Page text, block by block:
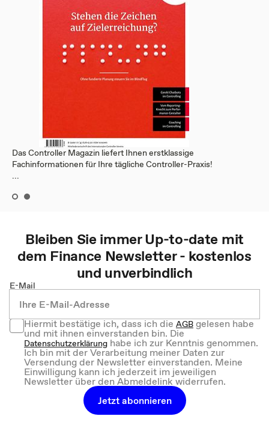
Das Controller Magazin liefert Ihnen erstklassige
Fachinformationen für Ihre tägliche Controller-Praxis!
...
Bleiben Sie immer Up-to-date mit
dem Finance Newsletter - kostenlos
und unverbindlich
E-Mail
Hiermit bestätige ich, dass ich dieAGBgelesen habe
und mit ihnen einverstanden bin. Die
Datenschutzerklärung habe ich zur Kenntnis genommen.
Ich bin mit der Verarbeitung meiner Daten zur
Versendung der Newsletter einverstanden. Meine
Einwilligung kann ich jederzeit im jeweiligen
Newsletter über den Abmeldelink widerrufen.
Jetzt abonnieren